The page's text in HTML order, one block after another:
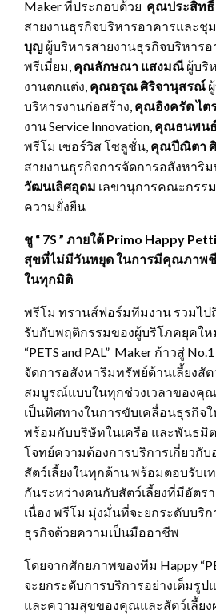
Maker ที่ประกอบด้วย คุณประสิทธิ์
สายงานธุรกิจบริหารอาคารและชุ
บุญ ผู้บริหารสายงานธุรกิจบริหาร
พรีเมี่ยม, คุณลักษณา แสงมณี ผู้บริ
งานตกแต่ง, คุณอรุณ ศิริจานุสรณ์
บริหารงานก่อสร้าง, คุณอิงครัต ไต
งาน Service Innovation, คุณธนพน
พรีโม เซอร์วิส โซลูชั่น, คุณปีณิตา
สายงานธุรกิจการจัดการอสังหาริ
วัฒนเลิศอุดม เลขานุการคณะกรร
ความยั่งยืน
ชู “ 7S ” ภายใต้ Primo Happy
สุขที่ไม่มีวันหยุด ในการมีคุณภาพชี
ในทุกมิติ
พรีโม ทรานส์ฟอร์มทีมงาน รวมไป
รับกับพฤติกรรมของผู้บริโภคยุคให
“PETS and PAL” Maker ก้าวสู่
จัดการอสังหาริมทรัพย์ด้านเลี้ยงสั
สมบูรณ์แบบในทุกช่วงเวลาของคุ
เป็นทิศทางในการขับเคลื่อนธุรกิจใ
พร้อมกับบริษัทในเครือ และพันธมิ
โจทย์ความต้องการบริการเกี่ยวกั
สัตว์เลี้ยงในทุกด้าน พร้อมตอบรับเ
กันระหว่างคนกับสัตว์เลี้ยงที่มีอัตร
เนื่อง พรีโม มุ่งมั่นที่จะยกระดับบริ
ธุรกิจด้วยความเป็นมืออาชีพ
โดยจากศักยภาพของทีม Happy
จะยกระดับการบริการอย่างเต็มรู
และความสุขของคุณและสัตว์เลี้ยงผ่